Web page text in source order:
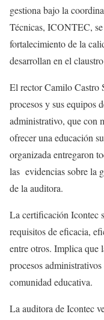
gestiona bajo la
Técnicas, ICONTEC,
fortalecimiento de la
desarrollan en el
El rector Camilo Castro
procesos y sus equipos
administrativo, que con
ofrecer una educación
organizada entregaron
las evidencias sobre la
de la auditora.
La certificación Icontec
requisitos de eficacia,
entre otros. Implica que
procesos
comunidad educativa.
La auditora de Icontec